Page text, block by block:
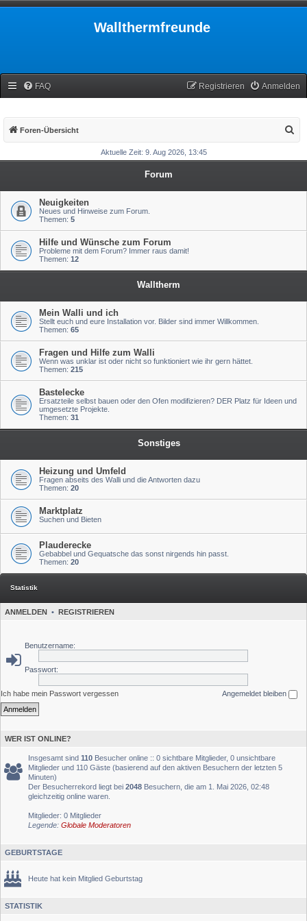
Wallthermfreunde
FAQ Anmelden
Registrieren
Foren-Übersicht
c
Aktuelle Zeit: 9. Aug 2026, 13:45
Forum
Neuigkeiten
Neues und Hinweise zum Forum.
Themen: 5
Hilfe und Wünsche zum Forum
Probleme mit dem Forum? Immer raus damit!
Themen: 12
Walltherm
Mein Walli und ich
Stellt euch und eure Installation vor. Bilder sind immer Willkommen.
Themen: 65
Fragen und Hilfe zum Walli
Wenn was unklar ist oder nicht so funktioniert wie ihr gern hättet.
Themen: 215
Bastelecke
Ersatzteile selbst bauen oder den Ofen modifizieren? DER Platz für Ideen und
umgesetzte Projekte.
Themen: 31
Sonstiges
Heizung und Umfeld
Fragen abseits des Walli und die Antworten dazu
Themen: 20
Marktplatz
Suchen und Bieten
Plauderecke
Gebabbel und Gequatsche das sonst nirgends hin passt.
Themen: 20
Statistik
ANMELDEN • REGISTRIEREN
Benutzername:
Passwort:
Ich habe mein Passwort vergessen Angemeldet bleiben
WER IST ONLINE?
Insgesamt sind 110 Besucher online :: 0 sichtbare Mitglieder, 0 unsichtbare
Mitglieder und 110 Gäste (basierend auf den aktiven Besuchern der letzten 5
Minuten)
Der Besucherrekord liegt bei 2048 Besuchern, die am 1. Mai 2026, 02:48
gleichzeitig online waren.
Mitglieder: 0 Mitglieder
Legende: Globale Moderatoren
GEBURTSTAGE
Heute hat kein Mitglied Geburtstag
STATISTIK